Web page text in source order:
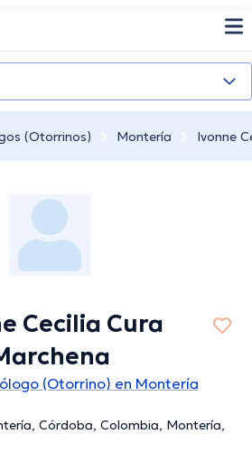
(Otorrinos) Montería Ivonne
Cecilia Cura
(Otorrino) en Montería
Córdoba, Colombia, Montería,